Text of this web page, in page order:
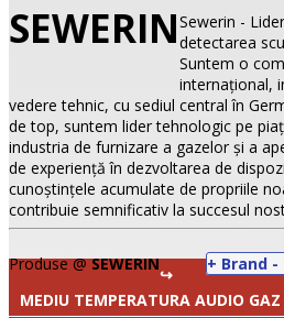
SEWERINSewerin -
detectarea
Suntem o
internaţional,
vedere tehnic, cu sediul central în
de top, suntem lider tehnologic pe
industria de furnizare a gazelor şi a
de experienţă în dezvoltarea de
cunoștinţele acumulate de propriile
contribuie semnificativ la succesul
+ Brand -
Produse @SEWERIN
↪
MEDIU TEMPERATURA AUDIO GAZ